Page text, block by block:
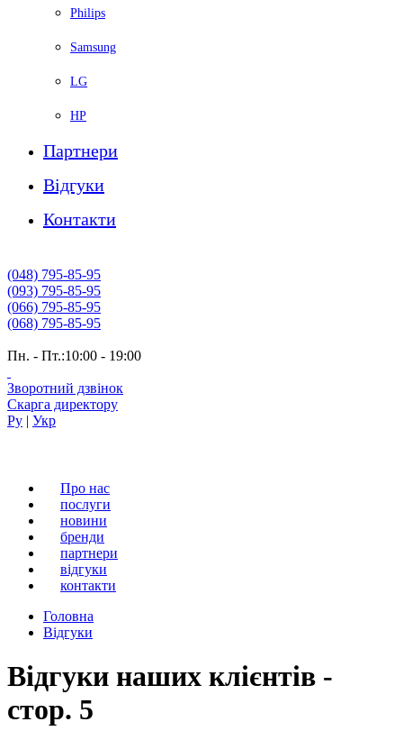
Philips
Samsung
LG
HP
Партнери
Вiдгуки
Контакти
(048) 795-85-95
(093) 795-85-95
(066) 795-85-95
(068) 795-85-95
Пн. - Пт.:10:00 - 19:00
Зворотний дзвінок
Скарга директору
Ру | Укр
Про нас
послуги
новини
бренди
партнери
вiдгуки
контакти
Головна
Відгуки
Відгуки наших клієнтів -
стор. 5